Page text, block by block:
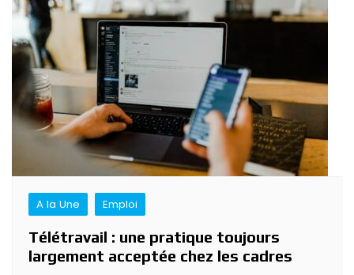
A la Une Emploi
Télétravail : une pratique toujours
largement acceptée chez les cadres